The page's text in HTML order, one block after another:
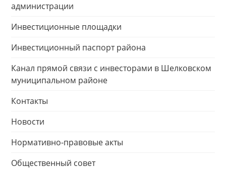
администрации
Инвестиционные площадки
Инвестиционный паспорт района
Канал прямой связи с инвесторами в Шелковском
муниципальном районе
Контакты
Новости
Нормативно-правовые акты
Общественный совет